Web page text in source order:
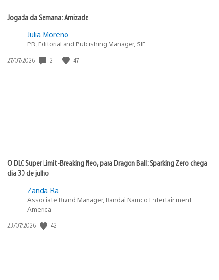
Jogada da Semana: Amizade
Julia Moreno
PR, Editorial and Publishing Manager, SIE
Data
27/07/2026 2 47
O DLC Super Limit-Breaking Neo, para Dragon Ball: Sparking Zero chega
dia 30 de julho
Zanda Ra
Associate Brand Manager, Bandai Namco Entertainment
America
Data
23/07/2026 42